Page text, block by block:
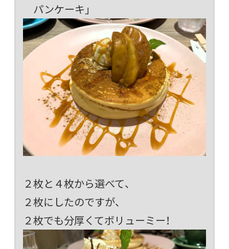
パンケーキ」
２枚と４枚から選べて、
２枚にしたのですが、
２枚でも分厚くてボリューミー！